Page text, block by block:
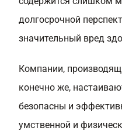
долгосрочной
значительный вред
Компании,
конечно же,
безопасны и
умственной и